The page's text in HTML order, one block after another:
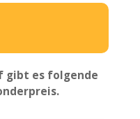
gibt es folgende